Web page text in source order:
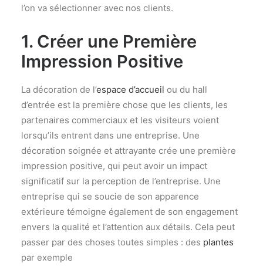
l’on va sélectionner avec nos clients.
1. Créer une Première
Impression Positive
La décoration de l’espace d’accueil ou du hall
d’entrée est la première chose que les clients, les
partenaires commerciaux et les visiteurs voient
lorsqu’ils entrent dans une entreprise. Une
décoration soignée et attrayante crée une première
impression positive, qui peut avoir un impact
significatif sur la perception de l’entreprise. Une
entreprise qui se soucie de son apparence
extérieure témoigne également de son engagement
envers la qualité et l’attention aux détails. Cela peut
passer par des choses toutes simples : des plantes
par exemple